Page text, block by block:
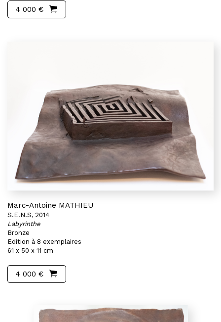
4 000 €
Marc-Antoine MATHIEU
S.E.N.S, 2014
Labyrinthe
Bronze
Edition à 8 exemplaires
61 x 50 x 11 cm
4 000 €